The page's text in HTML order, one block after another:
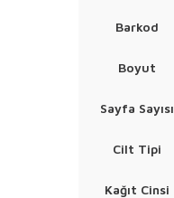
Barkod
Boyut
Sayfa Sayısı
Cilt Tipi
Kağıt Cinsi